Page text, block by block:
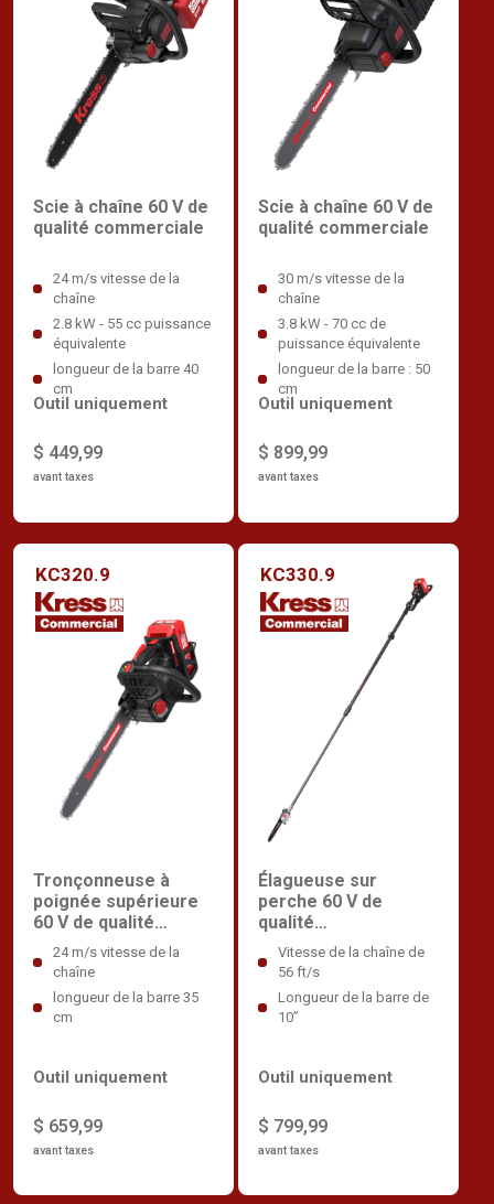
Scie à chaîne 60 V de
qualité commerciale
24 m/s vitesse de la
chaîne
2.8 kW - 55 cc puissance
équivalente
longueur de la barre 40
cm
$ 449,99
avant taxes
Outil uniquement
Scie à chaîne 60 V de
qualité commerciale
30 m/s vitesse de la
chaîne
3.8 kW - 70 cc de
puissance équivalente
longueur de la barre : 50
cm
$ 899,99
avant taxes
Outil uniquement
KC320.9
Tronçonneuse à
poignée supérieure
60 V de qualité
commerciale
24 m/s vitesse de la
chaîne
longueur de la barre 35
cm
$ 659,99
avant taxes
Outil uniquement
KC330.9
Élagueuse sur
perche 60 V de
qualité
professionnelle.
Vitesse de la chaîne de
56 ft/s
Longueur de la barre de
10”
$ 799,99
avant taxes
Outil uniquement